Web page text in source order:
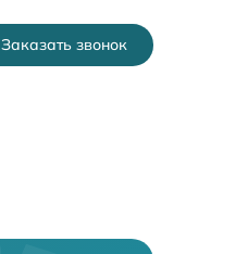
Заказать звонок